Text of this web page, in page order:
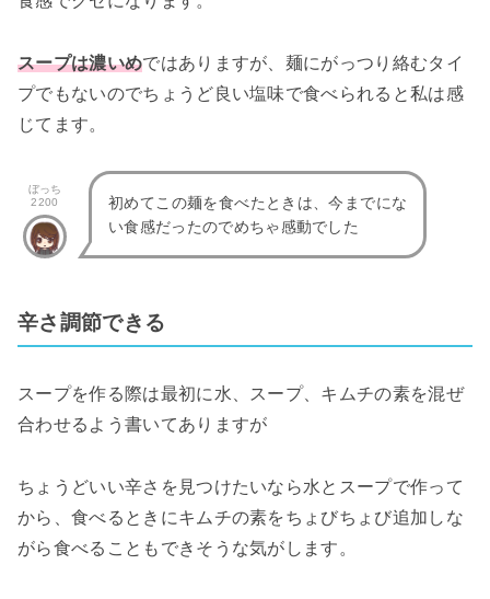
スープは濃いめではありますが、麺にがっつり絡むタイ
プでもないのでちょうど良い塩味で食べられると私は感
じてます。
ぼっち
2200
初めてこの麺を食べたときは、今までにな
い食感だったのでめちゃ感動でした
辛さ調節できる
スープを作る際は最初に水、スープ、キムチの素を混ぜ
合わせるよう書いてありますが
ちょうどいい辛さを見つけたいなら水とスープで作って
から、食べるときにキムチの素をちょびちょび追加しな
がら食べることもできそうな気がします。